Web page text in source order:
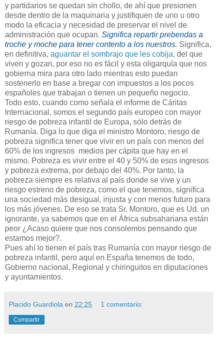
y partidarios se quedan sin chollo, de ahí que presionen
desde dentro de la maquinaria y justifiquen de uno u otro
modo la eficacia y necesidad de preservar el nivel de
administración que ocupan. Significa repartir prebendas a
troche y moche para tener contento a los nuestros. Significa,
en definitiva, aguantar el sombrajo que les cobija, del que
viven y gozan, por eso no es fácil y esta oligarquía que nos
gobierna mira para otro lado mientras esto puedan
sostenerlo en base a bregar con impuestos a los pocos
españoles que trabajan o tienen un pequeño negocio.
Todo esto, cuando como señala el informe de Cáritas
Internacional, somos el segundo país europeo con mayor
riesgo de pobreza infantil de Europa, sólo detrás de
Rumanía. Diga lo que diga el ministro Montoro, riesgo de
pobreza significa tener que vivir en un país con menos del
60% de los ingresos medios per cápita que hay en el
mismo. Pobreza es vivir entre el 40 y 50% de esos ingresos
y pobreza extrema, por debajo del 40%. Por tanto, la
pobreza siempre es relativa al país donde se vive y un
riesgo estreno de pobreza, como el que tenemos, significa
una sociedad más desigual, injusta y con menos futuro para
los más jóvenes. De eso se trata Sr. Montoro, que es Ud. un
ignorante, ya sabemos que en el África subsahariana están
peor ¿Acaso quiere que nos consolemos pensando que
estamos mejor?.
Pues ahí lo tienen el país tras Rumanía con mayor riesgo de
pobreza infantil, pero aquí en España tenemos de todo,
Gobierno nacional, Regional y chiringuitos en diputaciones
y ayuntamientos.
Placido Guardiola en 22:25 1 comentario:
Compartir